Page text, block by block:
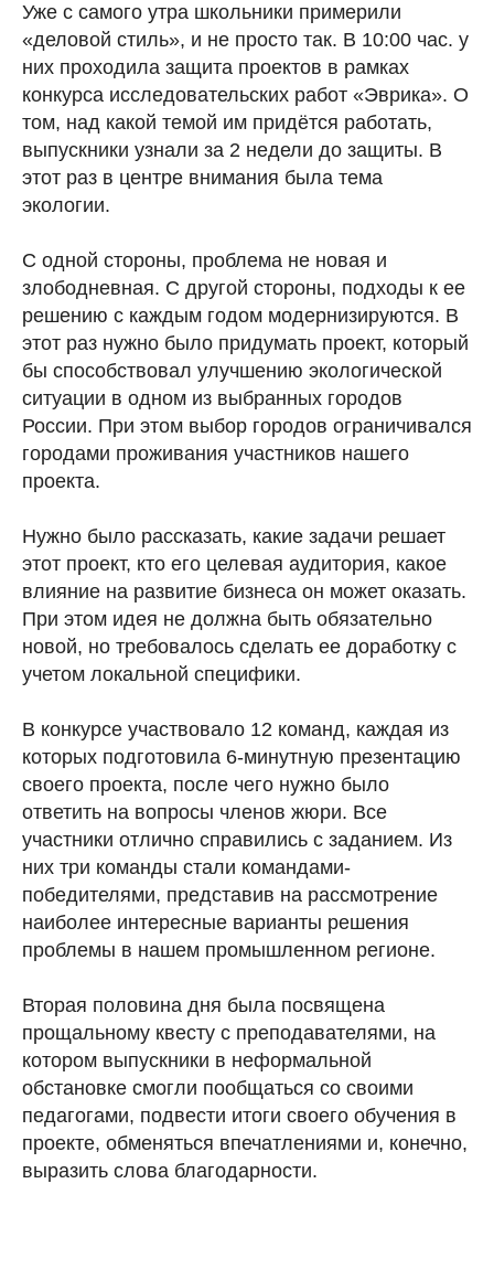
Уже с самого утра школьники примерили
«деловой стиль», и не просто так. В 10:00 час. у
них проходила защита проектов в рамках
конкурса исследовательских работ «Эврика». О
том, над какой темой им придётся работать,
выпускники узнали за 2 недели до защиты. В
этот раз в центре внимания была тема
экологии.
С одной стороны, проблема не новая и
злободневная. С другой стороны, подходы к ее
решению с каждым годом модернизируются. В
этот раз нужно было придумать проект, который
бы способствовал улучшению экологической
ситуации в одном из выбранных городов
России. При этом выбор городов ограничивался
городами проживания участников нашего
проекта.
Нужно было рассказать, какие задачи решает
этот проект, кто его целевая аудитория, какое
влияние на развитие бизнеса он может оказать.
При этом идея не должна быть обязательно
новой, но требовалось сделать ее доработку с
учетом локальной специфики.
В конкурсе участвовало 12 команд, каждая из
которых подготовила 6-минутную презентацию
своего проекта, после чего нужно было
ответить на вопросы членов жюри. Все
участники отлично справились с заданием. Из
них три команды стали командами-
победителями, представив на рассмотрение
наиболее интересные варианты решения
проблемы в нашем промышленном регионе.
Вторая половина дня была посвящена
прощальному квесту с преподавателями, на
котором выпускники в неформальной
обстановке смогли пообщаться со своими
педагогами, подвести итоги своего обучения в
проекте, обменяться впечатлениями и, конечно,
выразить слова благодарности.